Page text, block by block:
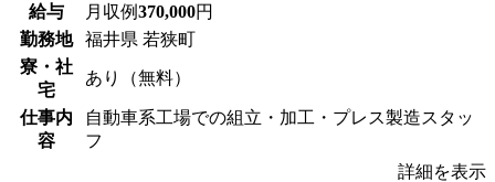
給与 月収例370,000円
勤務地
福井県 若狭町
寮・社
宅
あり（無料）
仕事内
容
自動車系工場での組立・加工・プレス製造スタッ
フ
詳細を表示